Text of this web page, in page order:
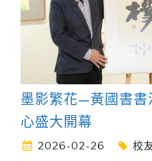
墨影繁花—黃國書書
心盛大開幕
2026-02-26 校